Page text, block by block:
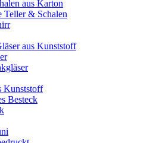
aus Karton
Teller & Schalen
aus Kunststoff
Kunststoff
Besteck